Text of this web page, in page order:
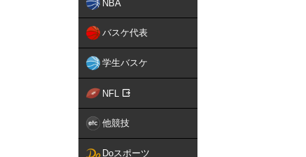
NBA
バスケ代表
学生バスケ
NFL
他競技
Doスポーツ